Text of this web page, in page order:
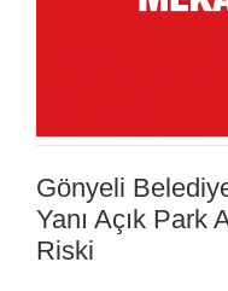
Gönyeli
Yanı Açık Park
Riski